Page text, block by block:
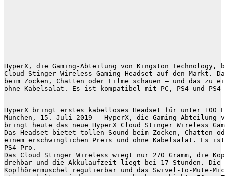
HyperX, die Gaming-Abteilung von Kingston Technology,
Cloud Stinger Wireless Gaming-Headset auf den Markt.
beim Zocken, Chatten oder Filme schauen – und das zu
ohne Kabelsalat. Es ist kompatibel mit PC, PS4 und PS4
HyperX bringt erstes kabelloses Headset für unter 100
München, 15. Juli 2019 – HyperX, die Gaming-Abteilung
bringt heute das neue HyperX Cloud Stinger Wireless
Das Headset bietet tollen Sound beim Zocken, Chatten
einem erschwinglichen Preis und ohne Kabelsalat. Es
PS4 Pro.
Das Cloud Stinger Wireless wiegt nur 270 Gramm, die
drehbar und die Akkulaufzeit liegt bei 17 Stunden.
Kopfhörermuschel regulierbar und das Swivel-to-Mute-